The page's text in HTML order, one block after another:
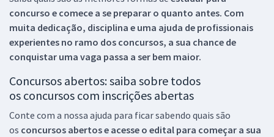
concurso e comece a se preparar o quanto antes. Com
muita dedicação, disciplina e uma ajuda de profissionais
experientes no ramo dos concursos, a sua chance de
conquistar uma vaga passa a ser bem maior.
Concursos abertos: saiba sobre todos
os concursos com inscrições abertas
Conte com a nossa ajuda para ficar sabendo quais são
os concursos abertos e acesse o edital para começar a sua